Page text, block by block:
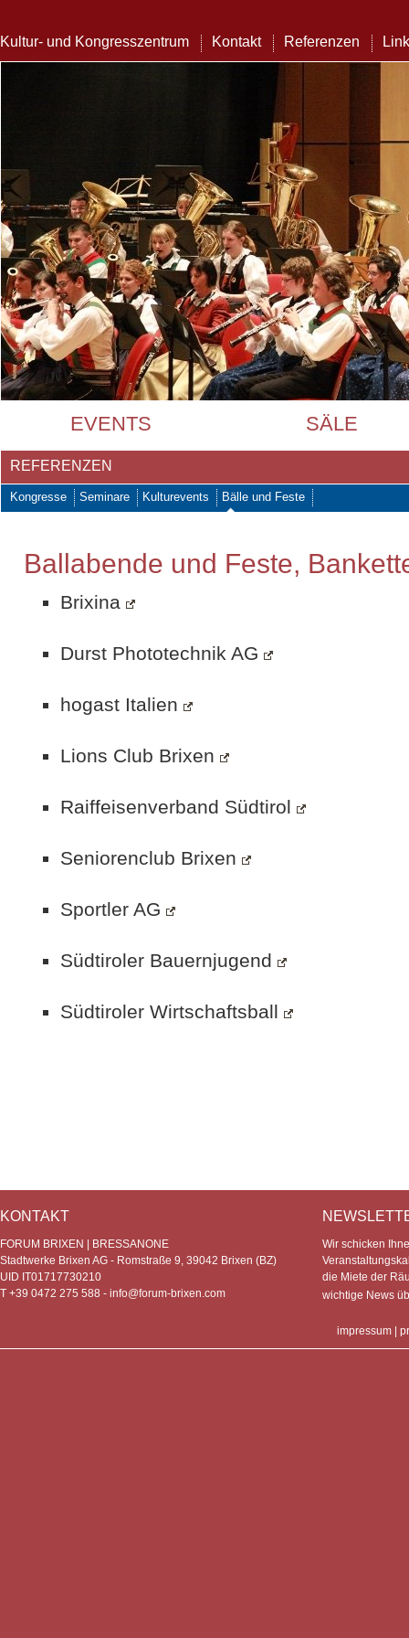
Kultur- und Kongresszentrum Kontakt Referenzen
EVENTS SÄLE
REFERENZEN
Kongresse Seminare Kulturevents Bälle und Feste
Ballabende und Feste,
Brixina
Durst Phototechnik AG
hogast Italien
Lions Club Brixen
Raiffeisenverband Südtirol
Seniorenclub Brixen
Sportler AG
Südtiroler Bauernjugend
Südtiroler Wirtschaftsball
KONTAKT
FORUM BRIXEN | BRESSANONE
Stadtwerke Brixen AG - Romstraße 9, 39042 Brixen (BZ)
UID IT01717730210
T +39 0472 275 588 - info@forum-brixen.com
Wir schicken
die Miete der
wichtige News
impressum